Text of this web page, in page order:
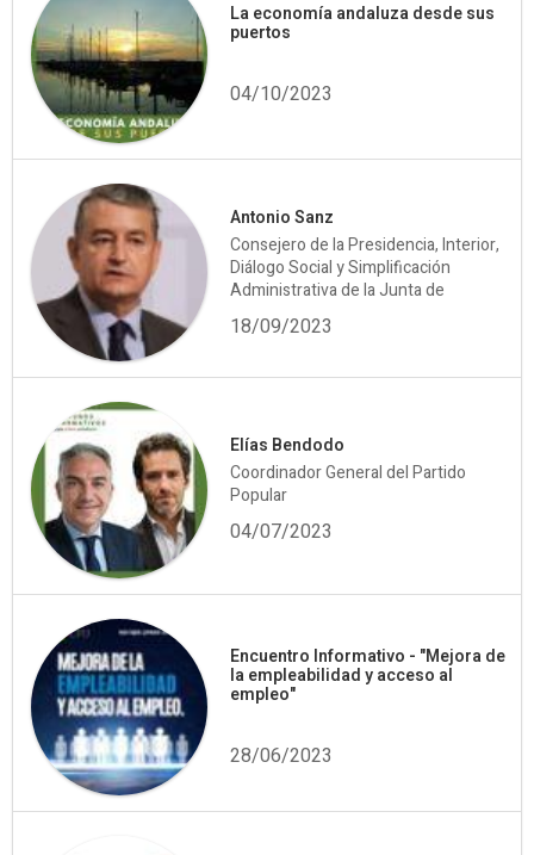
La economía andaluza desde sus
puertos
04/10/2023
Antonio Sanz
Consejero de la Presidencia, Interior,
Diálogo Social y Simplificación
Administrativa de la Junta de
18/09/2023
Elías Bendodo
Coordinador General del Partido
Popular
04/07/2023
Encuentro Informativo - "Mejora de
la empleabilidad y acceso al
empleo"
28/06/2023